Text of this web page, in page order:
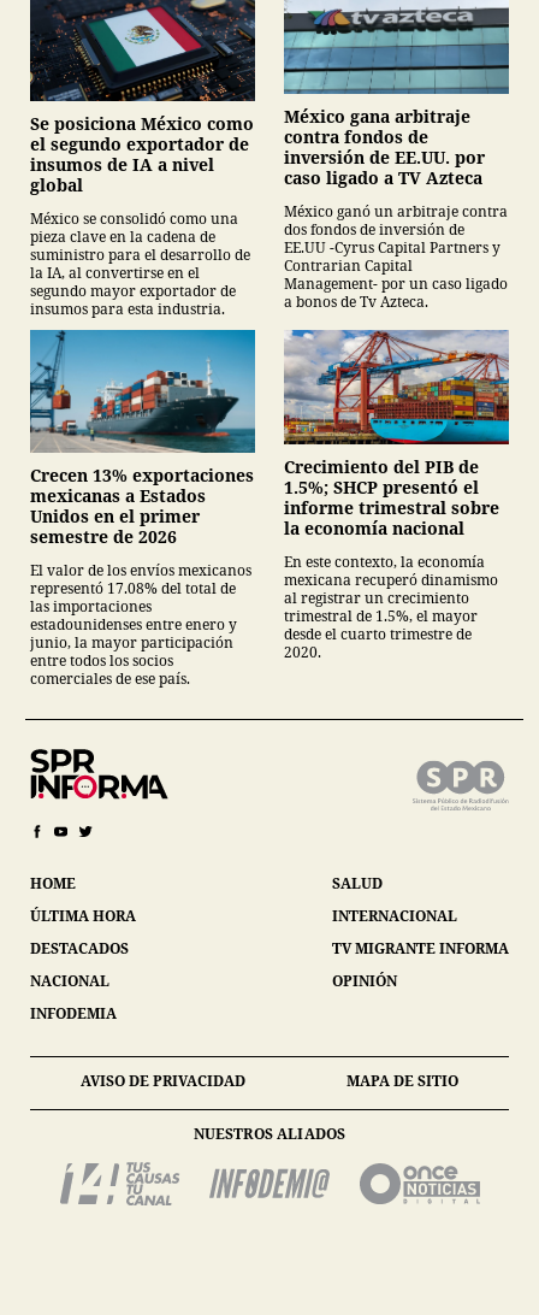
Se posiciona México como
el segundo exportador de
insumos de IA a nivel
global
México se consolidó como una
pieza clave en la cadena de
suministro para el desarrollo de
la IA, al convertirse en el
segundo mayor exportador de
insumos para esta industria.
México gana arbitraje
contra fondos de
inversión de EE.UU. por
caso ligado a TV Azteca
México ganó un arbitraje contra
dos fondos de inversión de
EE.UU -Cyrus Capital Partners y
Contrarian Capital
Management- por un caso ligado
a bonos de Tv Azteca.
Crecen 13% exportaciones
mexicanas a Estados
Unidos en el primer
semestre de 2026
El valor de los envíos mexicanos
representó 17.08% del total de
las importaciones
estadounidenses entre enero y
junio, la mayor participación
entre todos los socios
comerciales de ese país.
Crecimiento del PIB de
1.5%; SHCP presentó el
informe trimestral sobre
la economía nacional
En este contexto, la economía
mexicana recuperó dinamismo
al registrar un crecimiento
trimestral de 1.5%, el mayor
desde el cuarto trimestre de
2020.
HOME
ÚLTIMA HORA
DESTACADOS
NACIONAL
INFODEMIA
SALUD
INTERNACIONAL
TV MIGRANTE INFORMA
OPINIÓN
AVISO DE PRIVACIDAD MAPA DE SITIO
NUESTROS ALIADOS